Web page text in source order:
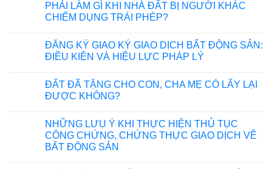
PHẢI LÀM GÌ KHI NHÀ ĐẤT BỊ NGƯỜI KHÁC
CHIẾM DỤNG TRÁI PHÉP?
ĐĂNG KÝ GIAO KÝ GIAO DỊCH BẤT ĐỘNG SẢN:
ĐIỀU KIỆN VÀ HIỆU LỰC PHÁP LÝ
ĐẤT ĐÃ TẶNG CHO CON, CHA MẸ CÓ LẤY LẠI
ĐƯỢC KHÔNG?
NHỮNG LƯU Ý KHI THỰC HIỆN THỦ TỤC
CÔNG CHỨNG, CHỨNG THỰC GIAO DỊCH VỀ
BẤT ĐỘNG SẢN